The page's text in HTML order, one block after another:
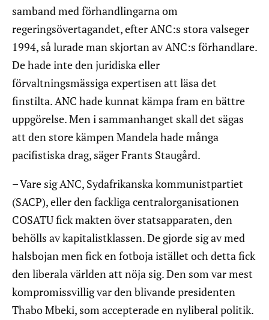
samband med förhandlingarna om
regeringsövertagandet, efter ANC:s stora valseger
1994, så lurade man skjortan av ANC:s förhandlare.
De hade inte den juridiska eller
förvaltningsmässiga expertisen att läsa det
finstilta. ANC hade kunnat kämpa fram en bättre
uppgörelse. Men i sammanhanget skall det sägas
att den store kämpen Mandela hade många
pacifistiska drag, säger Frants Staugård.
– Vare sig ANC, Sydafrikanska kommunistpartiet
(SACP), eller den fackliga centralorganisationen
COSATU fick makten över statsapparaten, den
behölls av kapitalistklassen. De gjorde sig av med
halsbojan men fick en fotboja istället och detta fick
den liberala världen att nöja sig. Den som var mest
kompromissvillig var den blivande presidenten
Thabo Mbeki, som accepterade en nyliberal politik.